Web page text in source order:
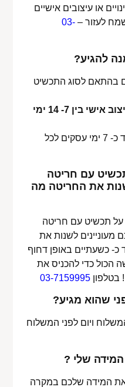
או עיצובים אישיים
לעזור –03-
להגיע?
בהתאם לסוג התכשיט
מוצרים עם חריטה / עיצוב אישי בין 7- 14 ימי
מוצרים ללא חריטה 3 עד כ- 7 ימי עסקים לכל
עם חריטה
את החריטה מה
על תכשיט עם חריטה
מעוניינים לשנות את
כשעתיים באופן דחוף
הכול כדי להכניס את
03-7159995
שהוא מגיע?
ויום לפני המשלוח
שלי ?
את המידה שלכם במקרה